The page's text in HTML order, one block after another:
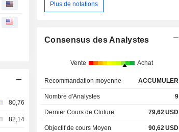
80,76
82,14
Plus de notations
Consensus des Analystes
Vente Achat
Recommandation moyenne ACCUMULER
Nombre d'Analystes 9
Dernier Cours de Cloture 79,62USD
Objectif de cours Moyen 90,62USD